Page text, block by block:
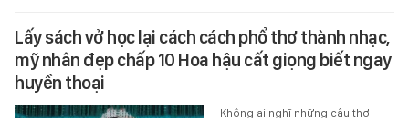
Lấy sách vở học lại cách cách phổ thơ thành nhạc,
mỹ nhân đẹp chấp 10 Hoa hậu cất giọng biết ngay
huyền thoại
Không ai nghĩ những câu thơ